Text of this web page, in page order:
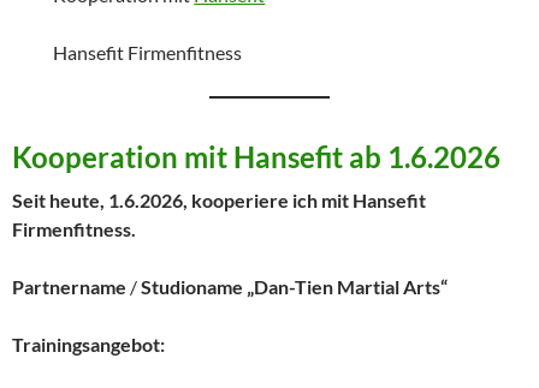
Hansefit Firmenfitness
Kooperation mit Hansefit ab 1.6.2026
Seit heute, 1.6.2026, kooperiere ich mit Hansefit
Firmenfitness.
Partnername /Studioname „Dan-Tien Martial Arts“
Trainingsangebot: